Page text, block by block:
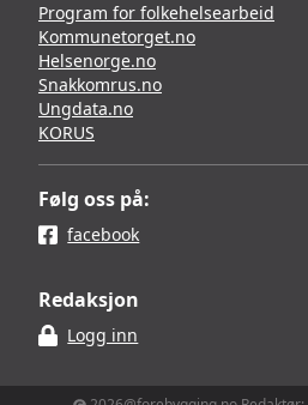
Program for folkehelsearbeid
Kommunetorget.no
Helsenorge.no
Snakkomrus.no
Ungdata.no
KORUS
Følg oss på:
facebook
Redaksjon
Logg inn